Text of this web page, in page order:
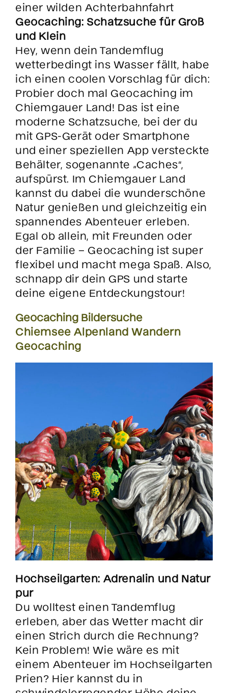
einer wilden Achterbahnfahrt
Geocaching: Schatzsuche für Groß
und Klein
Hey, wenn dein Tandemflug
wetterbedingt ins Wasser fällt, habe
ich einen coolen Vorschlag für dich:
Probier doch mal Geocaching im
Chiemgauer Land! Das ist eine
moderne Schatzsuche, bei der du
mit GPS-Gerät oder Smartphone
und einer speziellen App versteckte
Behälter, sogenannte „Caches“,
aufspürst. Im Chiemgauer Land
kannst du dabei die wunderschöne
Natur genießen und gleichzeitig ein
spannendes Abenteuer erleben.
Egal ob allein, mit Freunden oder
der Familie – Geocaching ist super
flexibel und macht mega Spaß. Also,
schnapp dir dein GPS und starte
deine eigene Entdeckungstour!
Geocaching Bildersuche
Chiemsee Alpenland Wandern
Geocaching
Hochseilgarten: Adrenalin und Natur
pur
Du wolltest einen Tandemflug
erleben, aber das Wetter macht dir
einen Strich durch die Rechnung?
Kein Problem! Wie wäre es mit
einem Abenteuer im Hochseilgarten
Prien? Hier kannst du in